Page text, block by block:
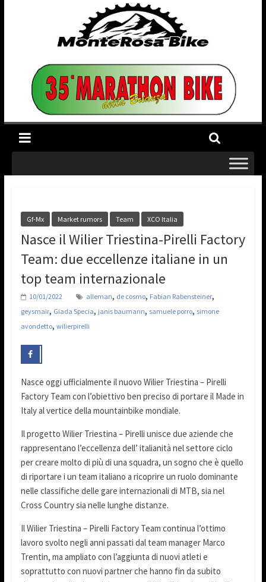
Gf-Mx Market rumors Team XCO Italia
Nasce il Wilier Triestina-Pirelli Factory
Team: due eccellenze italiane in un
top team internazionale
10/01/2022 alleman, de cosmo, Fabian Rabensteiner,
geysmair, Giada Specia, janis baumann, samuele porro, simone
avondetto, wilierpirelli
Nasce oggi ufficialmente il nuovo Wilier Triestina – Pirelli
Factory Team con l’obiettivo ben preciso di portare il Made in
Italy al vertice della mountainbike mondiale.
Il progetto Wilier Triestina – Pirelli unisce due aziende che
rappresentano l’eccellenza dell’ italianità nel settore ciclo
per creare molto di più di una squadra, un sogno che è quello
di riportare i un team italiano a ricoprire un ruolo dominante
nelle classifiche delle gare internazionali di MTB, sia nel
Cross Country sia nelle lunghe distanze.
Il Wilier Triestina – Pirelli Factory Team continua l’ottimo
lavoro svolto negli anni passati dal team manager Marco
Trentin, ma ampliato con l’aggiunta di nuovi atleti e
soprattutto con nuovi partner che hanno fin da subito